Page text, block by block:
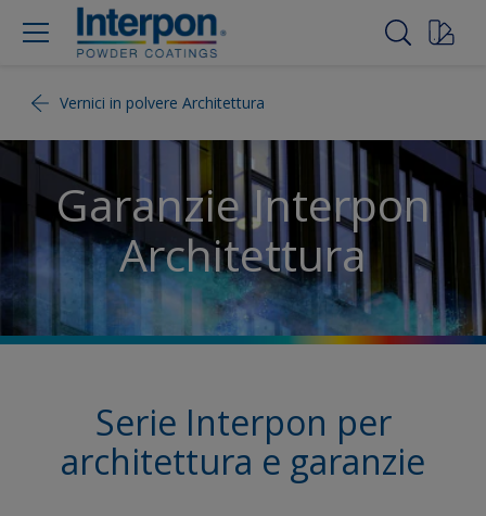
Vernici in polvere Architettura
Garanzie Interpon
Architettura
Serie Interpon per
architettura e garanzie